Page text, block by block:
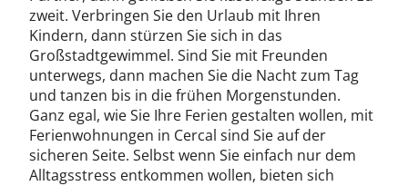
zweit. Verbringen Sie den Urlaub mit Ihren
Kindern, dann stürzen Sie sich in das
Großstadtgewimmel. Sind Sie mit Freunden
unterwegs, dann machen Sie die Nacht zum Tag
und tanzen bis in die frühen Morgenstunden.
Ganz egal, wie Sie Ihre Ferien gestalten wollen, mit
Ferienwohnungen in Cercal sind Sie auf der
sicheren Seite. Selbst wenn Sie einfach nur dem
Alltagsstress entkommen wollen, bieten sich